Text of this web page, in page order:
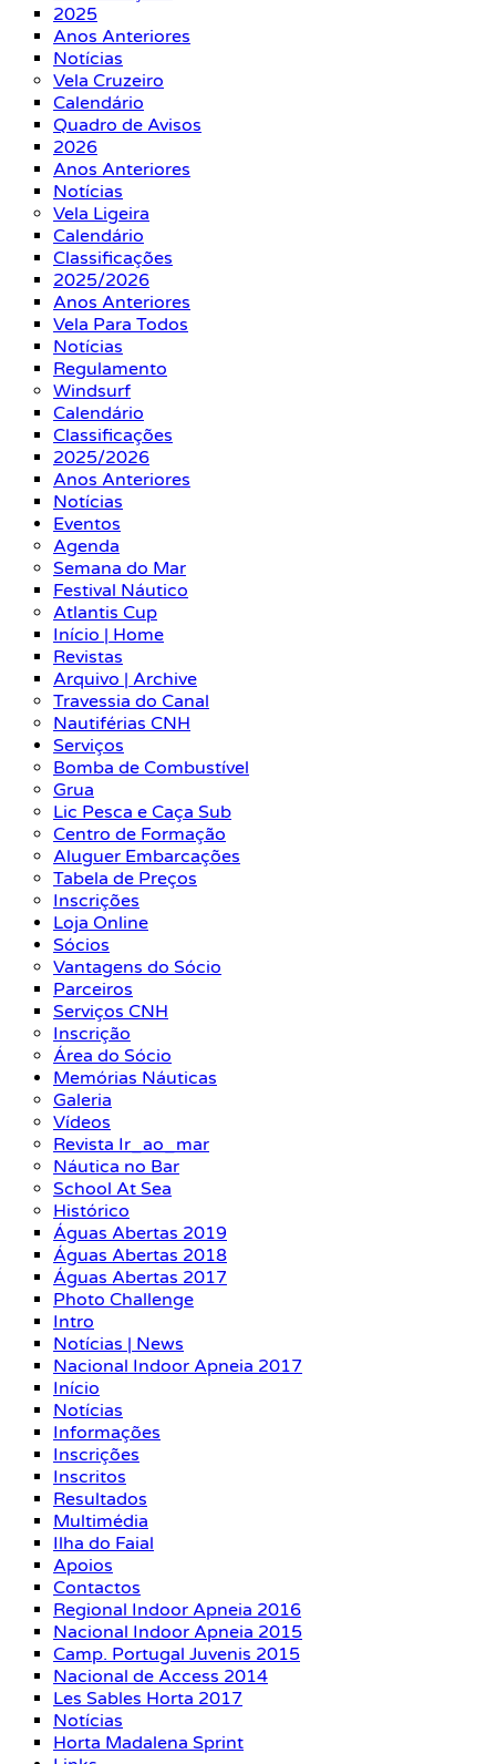
2025
Anos Anteriores
Notícias
Vela Cruzeiro
Calendário
Quadro de Avisos
2026
Anos Anteriores
Notícias
Vela Ligeira
Calendário
Classificações
2025/2026
Anos Anteriores
Vela Para Todos
Notícias
Regulamento
Windsurf
Calendário
Classificações
2025/2026
Anos Anteriores
Notícias
Eventos
Agenda
Semana do Mar
Festival Náutico
Atlantis Cup
Início | Home
Revistas
Arquivo | Archive
Travessia do Canal
Nautiférias CNH
Serviços
Bomba de Combustível
Grua
Lic Pesca e Caça Sub
Centro de Formação
Aluguer Embarcações
Tabela de Preços
Inscrições
Loja Online
Sócios
Vantagens do Sócio
Parceiros
Serviços CNH
Inscrição
Área do Sócio
Memórias Náuticas
Galeria
Vídeos
Revista Ir_ao_mar
Náutica no Bar
School At Sea
Histórico
Águas Abertas 2019
Águas Abertas 2018
Águas Abertas 2017
Photo Challenge
Intro
Notícias | News
Nacional Indoor Apneia 2017
Início
Notícias
Informações
Inscrições
Inscritos
Resultados
Multimédia
Ilha do Faial
Apoios
Contactos
Regional Indoor Apneia 2016
Nacional Indoor Apneia 2015
Camp. Portugal Juvenis 2015
Nacional de Access 2014
Les Sables Horta 2017
Notícias
Horta Madalena Sprint